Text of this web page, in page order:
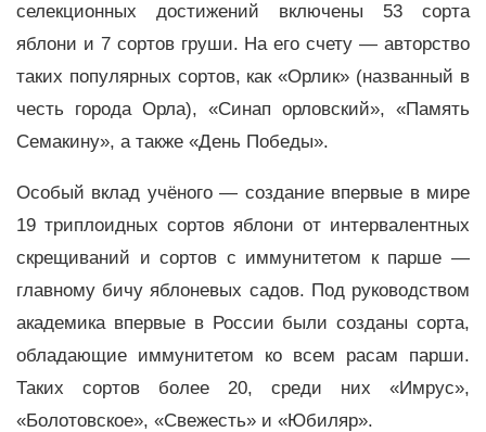
селекционных достижений включены 53 сорта
яблони и 7 сортов груши. На его счету — авторство
таких популярных сортов, как «Орлик» (названный в
честь города Орла), «Синап орловский», «Память
Семакину», а также «День Победы».
Особый вклад учёного — создание впервые в мире
19 триплоидных сортов яблони от интервалентных
скрещиваний и сортов с иммунитетом к парше —
главному бичу яблоневых садов. Под руководством
академика впервые в России были созданы сорта,
обладающие иммунитетом ко всем расам парши.
Таких сортов более 20, среди них «Имрус»,
«Болотовское», «Свежесть» и «Юбиляр».